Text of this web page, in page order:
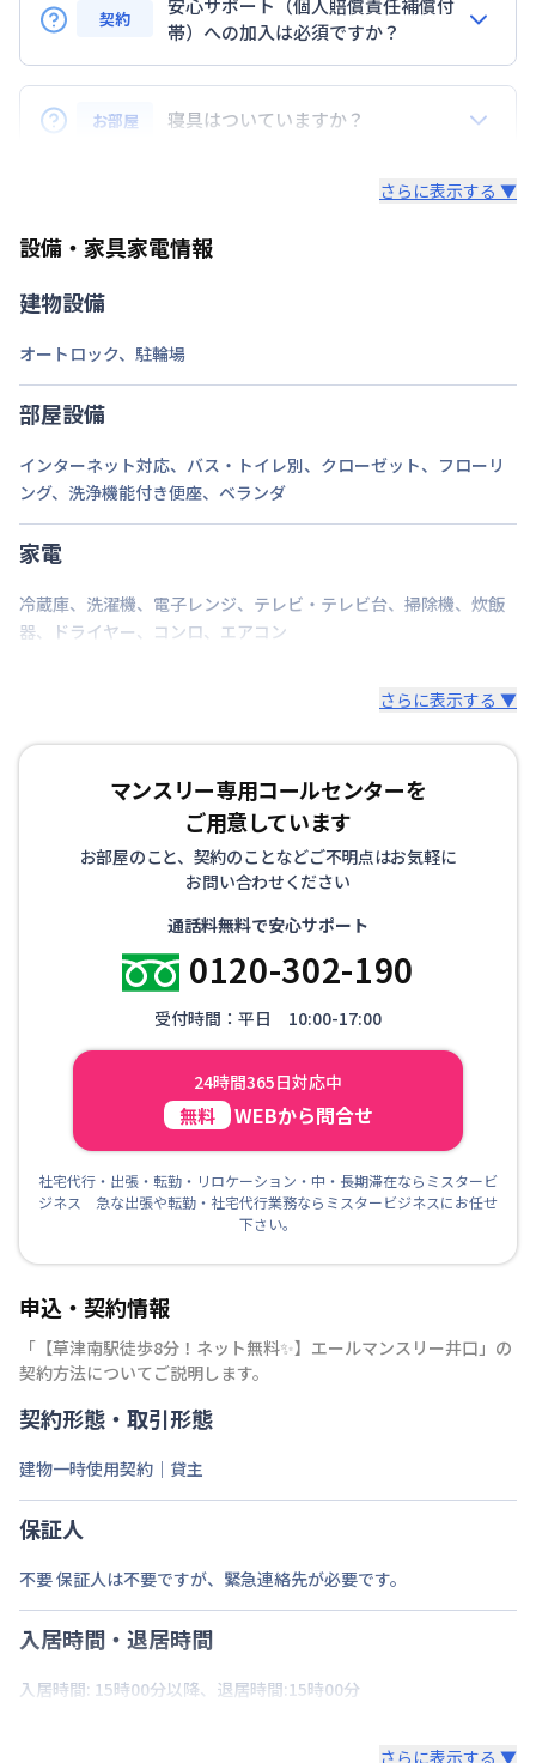
定員
2 名
次回更新日
情報更新日より14日以内
契約
帯）への加入は必須ですか？
はい。安心サポートへの加入は必須となります。料金
プランでは清掃料欄に期間によって設定されている費
用が含まれて表示されています。
ロング（210日〜365日未満）：7,700円/回
ショート（30日〜90日未満）：2,200円/回
お部屋 寝具はついていますか？
年用）8,800円（初回）
ご自身でご用意いただき持ち込みも可能です。
さらに表示する ▼
設備・家具家電情報
建物設備
オートロック、 駐輪場
部屋設備
インターネット対応、 バス・トイレ別、 クローゼット、 フローリ
ング、 洗浄機能付き便座、 ベランダ
家電
冷蔵庫、 洗濯機、 電子レンジ、 テレビ・テレビ台、 掃除機、 炊飯
器、 ドライヤー、 コンロ、 エアコン
さらに表示する ▼
マンスリー専用コールセンターを
ご用意しています
お部屋のこと、契約のことなどご不明点はお気軽に
お問い合わせください
通話料無料で安心サポート
0120-302-190
受付時間：平日 10:00-17:00
24時間365日対応中
無料 WEBから問合せ
社宅代行・出張・転勤・リロケーション・中・長期滞在ならミスタービ
ジネス 急な出張や転勤・社宅代行業務ならミスタービジネスにお任せ
下さい。
申込・契約情報
「 【草津南駅徒歩8分！ネット無料✨】エールマンスリー井口 」の
契約方法についてご説明します。
契約形態・取引形態
建物一時使用契約｜貸主
保証人
不要 保証人は不要ですが、緊急連絡先が必要です。
入居時間・退居時間
入居時間: 15時00分以降、退居時間:15時00分
さらに表示する ▼